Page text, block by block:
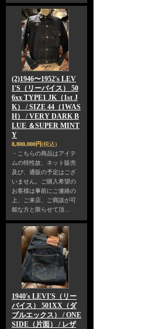
(2)1946〜1952's LEV
I'S（リーバイス） 50
6xx TYPE1 JK（1st J
K） / SIZE 44（1WAS
H） / VERY DARK B
LUE ＆SUPER MINT
Y
8,800,000円(税込)
・こちらの商品はアイテ
ムの特性故、ネット販売
及び、通販の予定はござ
いません。ご購入希望の
お客様は事前にご連絡の
上、ご来店、ご商談が可
能な方と限らせて頂…
1940's LEVI'S（リー
バイス） 501XX（ダ
ブルエックス） / ONE
SIDE（片面） / レザ